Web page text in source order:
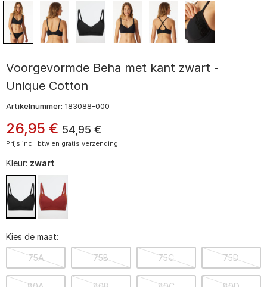
Voorgevormde Beha met kant zwart -
Unique Cotton
Artikelnummer: 183088-000
26,95 € 54,95€
Prijs incl. btw en gratis verzending.
Kleur: zwart
Kies de maat:
75A 75B 75C 75D